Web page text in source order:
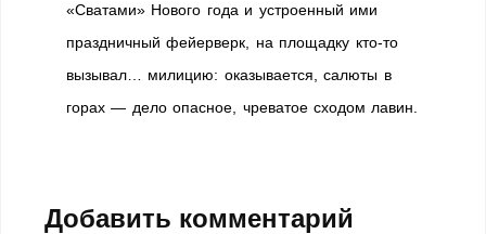
«Сватами» Нового года и устроенный ими
праздничный фейерверк, на площадку кто-то
вызывал… милицию: оказывается, салюты в
горах — дело опасное, чреватое сходом лавин.
Добавить комментарий